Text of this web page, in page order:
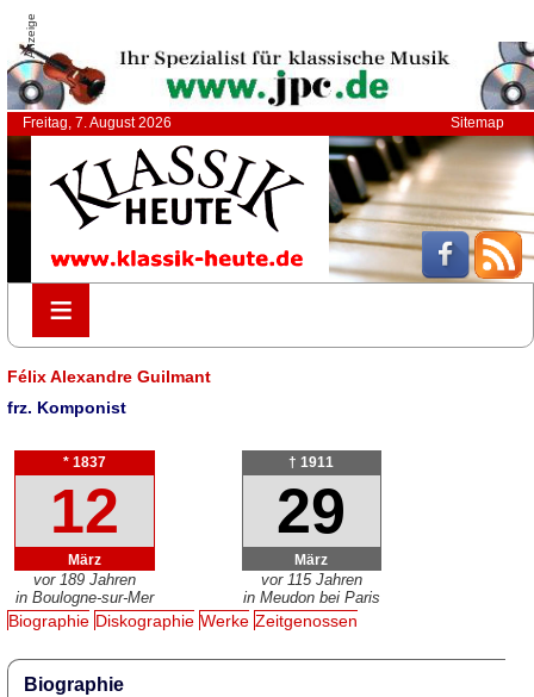
Anzeige
Freitag, 7. August 2026 Sitemap
≡
≡
Félix Alexandre Guilmant
frz. Komponist
* 1837
12
März
vor 189 Jahren
in Boulogne-sur-Mer
† 1911
29
März
vor 115 Jahren
in Meudon bei Paris
Biographie Diskographie Werke Zeitgenossen
Biographie